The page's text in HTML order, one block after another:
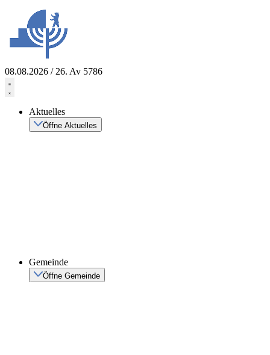
springen
08.08.2026 / 26. Av 5786
Aktuelles
Öffne Aktuelles
Gemeinde
Öffne Gemeinde